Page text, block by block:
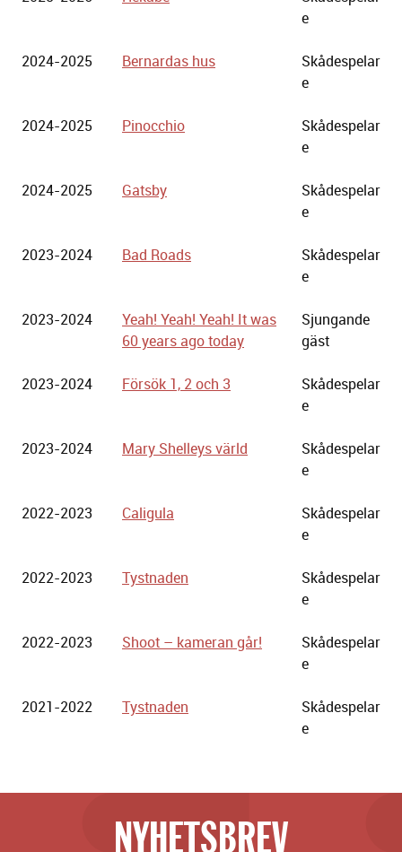
e
2024-2025 Bernardas hus
Skådespelar
e
2024-2025 Pinocchio
Skådespelar
e
2024-2025 Gatsby
Skådespelar
e
2023-2024 Bad Roads
Skådespelar
e
2023-2024
Yeah! Yeah! Yeah! It was
60 years ago today
Sjungande
gäst
2023-2024 Försök 1, 2 och 3
Skådespelar
e
2023-2024 Mary Shelleys värld
Skådespelar
e
2022-2023 Caligula
Skådespelar
e
2022-2023 Tystnaden
Skådespelar
e
2022-2023 Shoot – kameran går!
Skådespelar
e
2021-2022 Tystnaden
Skådespelar
e
NYHETSBREV